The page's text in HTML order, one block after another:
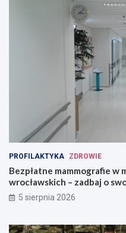
PROFILAKTYKA ZDROWIE
Bezpłatne mammografie w
wrocławskich – zadbaj o
5 sierpnia 2026